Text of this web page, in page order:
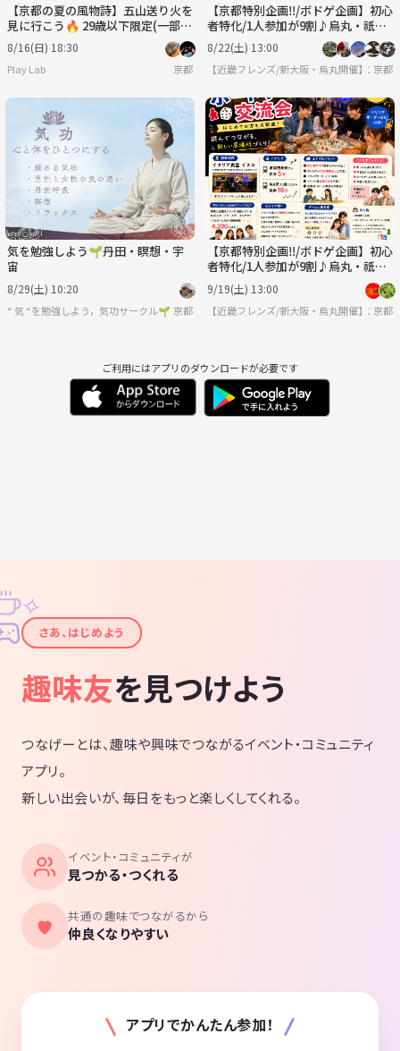
【京都の夏の風物詩】五山送り火を
見に行こう🔥 29歳以下限定(一部除
く)
8/16(日) 18:30
Play Lab 京都
【京都特別企画‼️/ボドゲ企画】初心
者特化/1人参加が9割♪烏丸・祇園
四条でボードゲーム企画/20代〜30
代向け
8/22(土) 13:00
【近畿フレンズ/新大阪・烏丸開催】20代
京都
気を勉強しよう🌱丹田・瞑想・宇
宙
8/29(土) 10:20
“ 気 “を勉強しよう，気功サークル🌱 京都
【京都特別企画‼️/ボドゲ企画】初心
者特化/1人参加が9割♪烏丸・祇園
四条でボードゲーム企画/20代〜30
代向け
9/19(土) 13:00
【近畿フレンズ/新大阪・烏丸開催】20代
京都
ご利用にはアプリのダウンロードが必要です
✦
✧
さあ、はじめよう
趣味友を見つけよう
つなげーとは、趣味や興味でつながるイベント・コミュニティ
アプリ。
新しい出会いが、毎日をもっと楽しくしてくれる。
イベント・コミュニティが
見つかる・つくれる
共通の趣味でつながるから
仲良くなりやすい
アプリでかんたん参加！